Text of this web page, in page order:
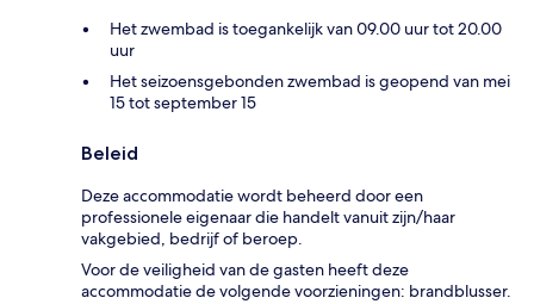
Het zwembad is toegankelijk van 09.00 uur tot 20.00
uur
Het seizoensgebonden zwembad is geopend van mei
15 tot september 15
Beleid
Deze accommodatie wordt beheerd door een
professionele eigenaar die handelt vanuit zijn/haar
vakgebied, bedrijf of beroep.
Voor de veiligheid van de gasten heeft deze
accommodatie de volgende voorzieningen: brandblusser.